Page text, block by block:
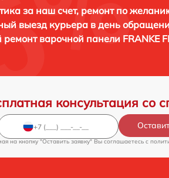
за наш счет, ремонт по
выезд курьера в день
ремонт варочной панели FRANKE
консультация со
на кнопку "Оставить заявку" Вы соглашаетесь c